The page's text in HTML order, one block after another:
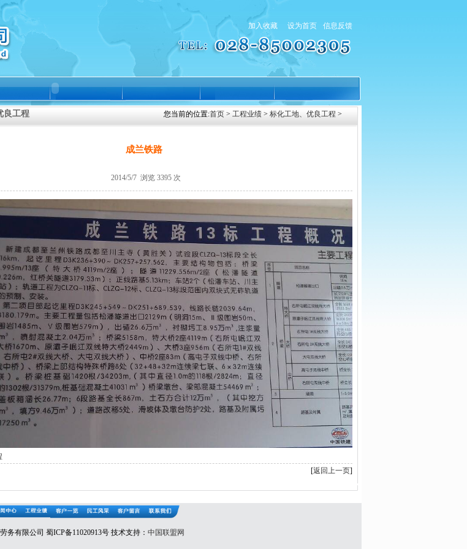
加入收藏 设为首页 信息反馈
良工程 您当前的位置:首页> 工程业绩> 标化工地、优良工程 >
成兰铁路
2014/5/7 浏览 3395 次
[返回上一页]
务有限公司 蜀ICP备11020913号技术支持： 中国联盟网